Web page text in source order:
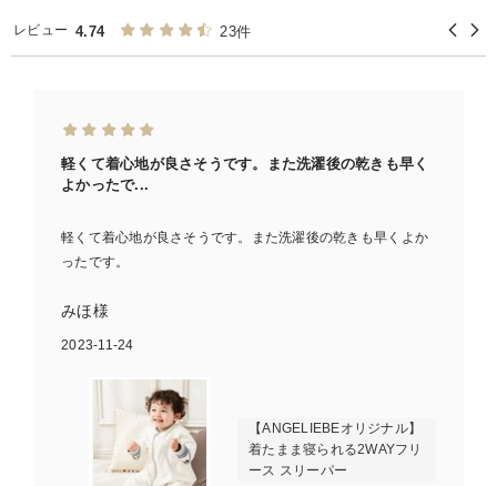
レビュー 4.74 23件
軽くて着心地が良さそうです。また洗濯後の乾きも早く
よかったで...
軽くて着心地が良さそうです。また洗濯後の乾きも早くよか
ったです。
みほ様
2023-11-24
【ANGELIEBEオリジナル】
着たまま寝られる2WAYフリ
ース スリーパー